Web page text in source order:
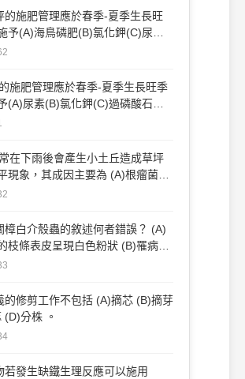
的施肥管理應於春季-夏季生長旺
予(A)海鳥磷肥(B)氯化鉀(C)尿素
石灰。
(A)尿素(B)氯化鉀(C)過磷酸石灰
肥。
在下雨後會產生小土丘造成草坪
現象，其成因主要為 (A)根瘤菌作
蚯蚓或地底棲息動物搬運土方造
。
樟白介殼蟲的敘述何者錯誤？ (A)
枝條表皮呈現白色粉狀 (B)罹病枝
勢迅速弱化，呈現葉色枯黃現象
類為害只能用藥劑防治 。
的修剪工作不包括 (A)摘芯 (B)摘芽
(D)分株 。
若發生缺鐵生理反應可以施用